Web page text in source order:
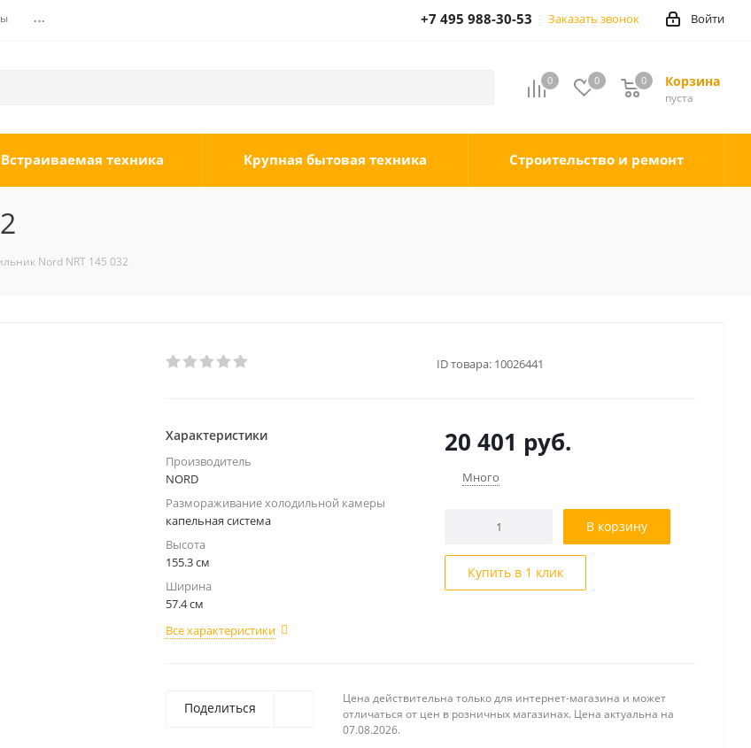
... Войти
+7 495 988-30-53 Заказать звонок
0 0 Корзина
0
пуста
0
Встраиваемая техника Крупная бытовая техника Строительство и ремонт
Nord NRT 145 032
ID товара: 10026441
Характеристики
Производитель
NORD
Размораживание холодильной камеры
капельная система
Высота
155.3 см
Ширина
57.4 см
Все характеристики
20 401 руб.
Много
В корзину
Купить в 1 клик
Поделиться
Цена действительна только для интернет-магазина и может
отличаться от цен в розничных магазинах. Цена актуальна на
07.08.2026.